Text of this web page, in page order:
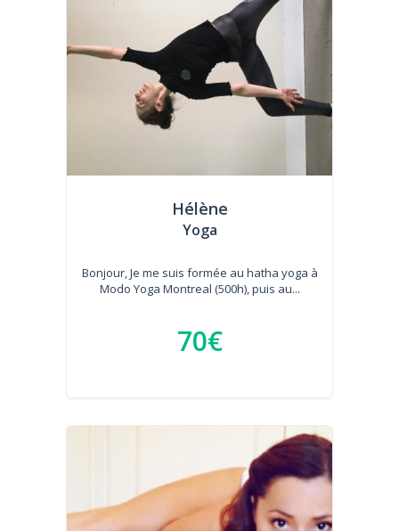
Hélène
Yoga
Bonjour, Je me suis formée au hatha yoga à
Modo Yoga Montreal (500h), puis au...
70€